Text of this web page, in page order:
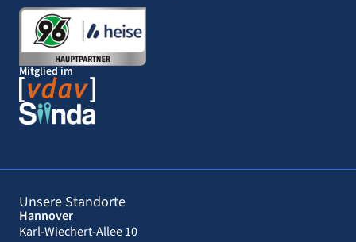
Mitglied im
Unsere Standorte
Hannover
Karl-Wiechert-Allee 10